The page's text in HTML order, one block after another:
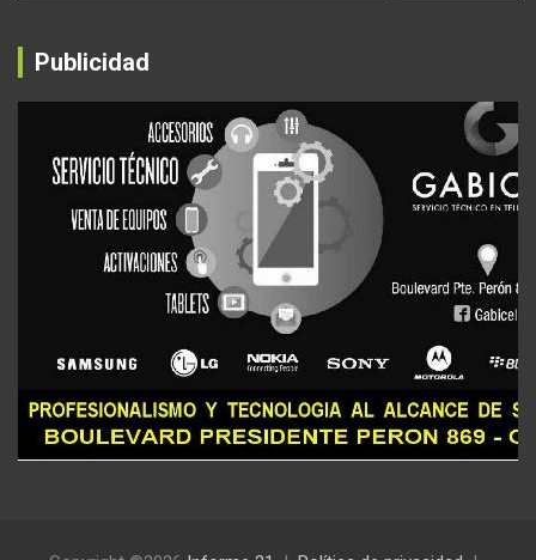
Publicidad